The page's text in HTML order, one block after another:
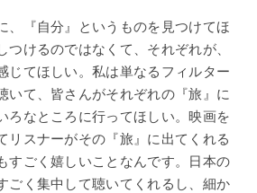
、『自分』というものを見つけてほ
つけるのではなくて、それぞれが、
じてほしい。私は単なるフィルター
いて、皆さんがそれぞれの『旅』に
ろなところに行ってほしい。映画を
リスナーがその『旅』に出てくれる
すごく嬉しいことなんです。日本の
ごく集中して聴いてくれるし、細か